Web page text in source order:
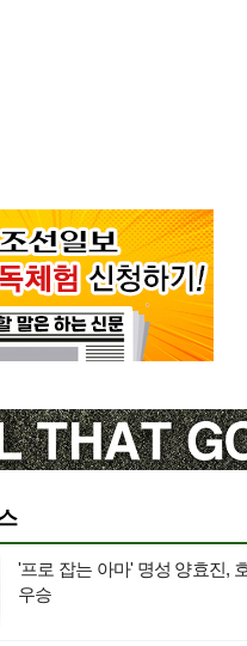
'프로 잡는 아마' 명성 양효진,
우승